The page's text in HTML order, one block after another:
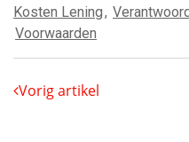
Kosten Lening,
Voorwaarden
Vorig artikel